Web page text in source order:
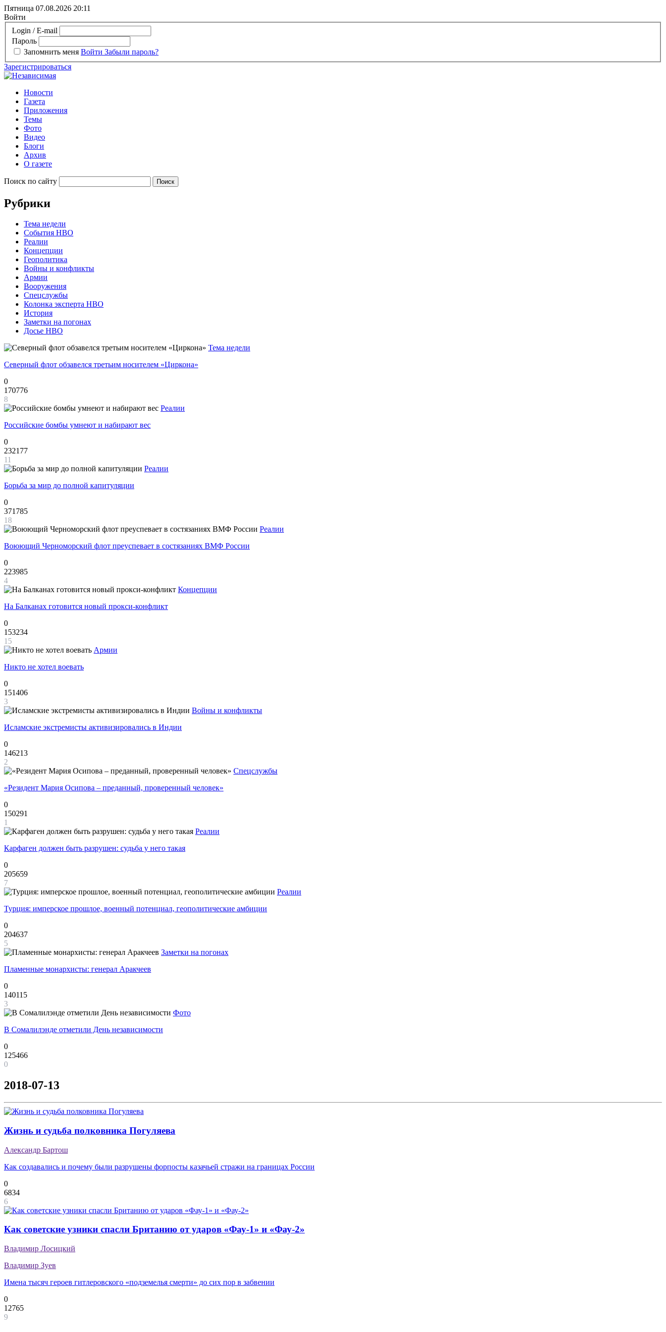
Пятница 07.08.2026 20:11
Войти
Login / E-mail
Пароль
Запомнить меня Войти Забыли пароль?
Зарегистрироваться
Новости
Газета
Приложения
Темы
Фото
Видео
Блоги
Архив
О газете
Поиск по сайту
Рубрики
Тема недели
События НВО
Реалии
Концепции
Геополитика
Войны и конфликты
Армии
Вооружения
Спецслужбы
Колонка эксперта НВО
История
Заметки на погонах
Досье НВО
Тема недели
Северный флот обзавелся третьим носителем «Циркона»
0
170776
8
Реалии
Российские бомбы умнеют и набирают вес
0
232177
11
Реалии
Борьба за мир до полной капитуляции
0
371785
18
Реалии
Воюющий Черноморский флот преуспевает в состязаниях ВМФ России
0
223985
4
Концепции
На Балканах готовится новый прокси-конфликт
0
153234
15
Армии
Никто не хотел воевать
0
151406
3
Войны и конфликты
Исламские экстремисты активизировались в Индии
0
146213
2
Спецслужбы
«Резидент Мария Осипова – преданный, проверенный человек»
0
150291
1
Реалии
Карфаген должен быть разрушен: судьба у него такая
0
205659
7
Реалии
Турция: имперское прошлое, военный потенциал, геополитические амбиции
0
204637
5
Заметки на погонах
Пламенные монархисты: генерал Аракчеев
0
140115
3
Фото
В Сомалилэнде отметили День независимости
0
125466
0
2018-07-13
Жизнь и судьба полковника Погуляева
Александр Бартош
Как создавались и почему были разрушены форпосты казачьей стражи на границах России
0
6834
6
Как советские узники спасли Британию от ударов «Фау-1» и «Фау-2»
Владимир Лосицкий
Владимир Зуев
Имена тысяч героев гитлеровского «подземелья смерти» до сих пор в забвении
0
12765
9